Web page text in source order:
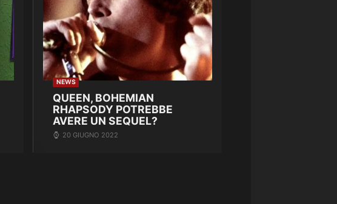
NEWS
QUEEN, BOHEMIAN
RHAPSODY POTREBBE
AVERE UN SEQUEL?
20 GIUGNO 2022